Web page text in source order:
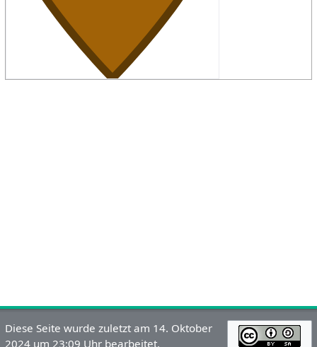
Diese Seite wurde zuletzt am 14. Oktober
2024 um 23:09 Uhr bearbeitet.